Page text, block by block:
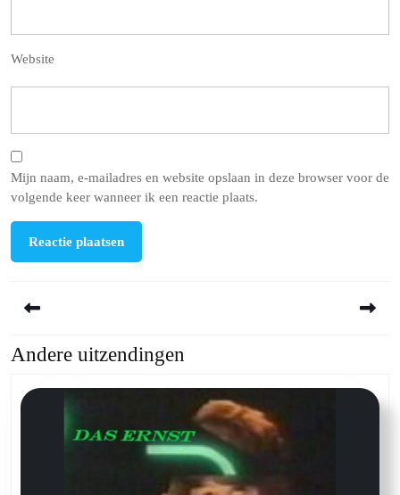
Website
Mijn naam, e-mailadres en website opslaan in deze browser voor de
volgende keer wanneer ik een reactie plaats.
Previous
Andere uitzendingen